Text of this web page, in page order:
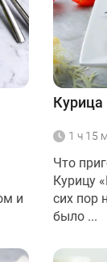
и
Курица
1 ч 15 м
Что
Курицу
сих пор
было ...